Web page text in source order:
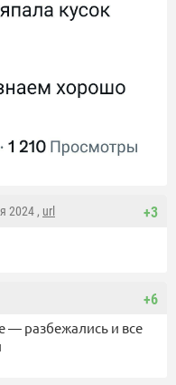
+3
2024 , url
+6
— разбежались и все